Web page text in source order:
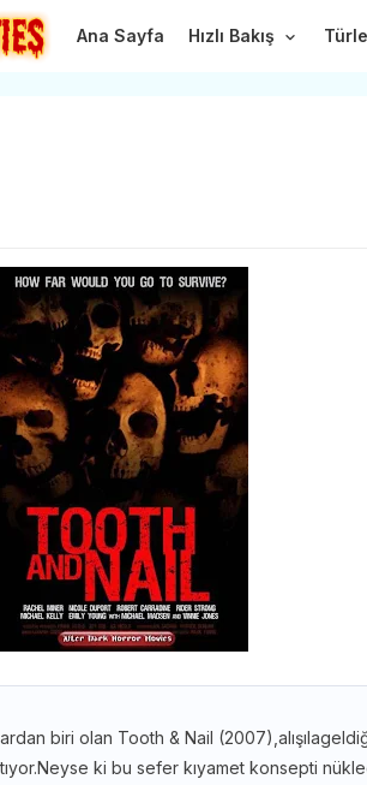
Ana Sayfa Hızlı Bakış
biri olan Tooth & Nail
ki bu sefer kıyamet konsepti